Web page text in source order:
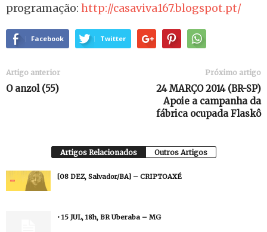
programação: http://casaviva167.blogspot.pt/
Facebook Twitter
Artigo anterior
O anzol (55)
Próximo artigo
24 MARÇO 2014 (BR-SP)
Apoie a campanha da
fábrica ocupada Flaskô
Artigos Relacionados Outros Artigos
[08 DEZ, Salvador/BA] – CRIPTOAXÉ
• 15 JUL, 18h, BR Uberaba – MG